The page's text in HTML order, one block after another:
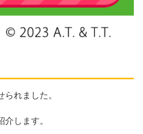
れました。
します。